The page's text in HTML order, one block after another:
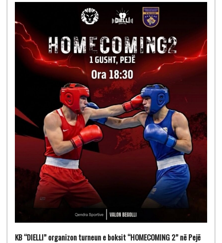
KB “DIELLI” organizon turneun e boksit “HOMECOMING 2” në Pejë